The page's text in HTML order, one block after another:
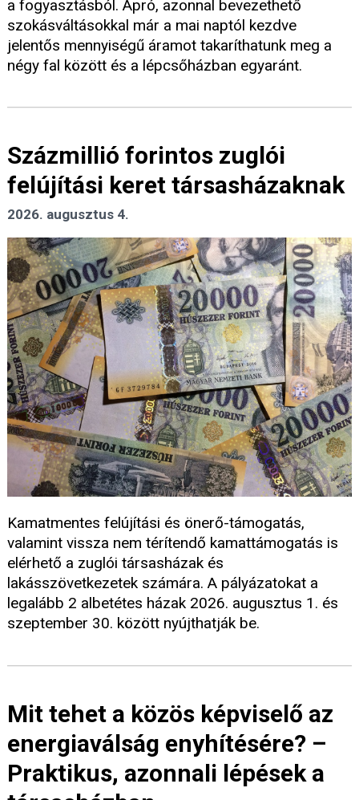
a fogyasztásból. Apró, azonnal bevezethető
szokásváltásokkal már a mai naptól kezdve
jelentős mennyiségű áramot takaríthatunk meg a
négy fal között és a lépcsőházban egyaránt.
Százmillió forintos zuglói
felújítási keret társasházaknak
2026. augusztus 4.
Kamatmentes felújítási és önerő-támogatás,
valamint vissza nem térítendő kamattámogatás is
elérhető a zuglói társasházak és
lakásszövetkezetek számára. A pályázatokat a
legalább 2 albetétes házak 2026. augusztus 1. és
szeptember 30. között nyújthatják be.
Mit tehet a közös képviselő az
energiaválság enyhítésére? –
Praktikus, azonnali lépések a